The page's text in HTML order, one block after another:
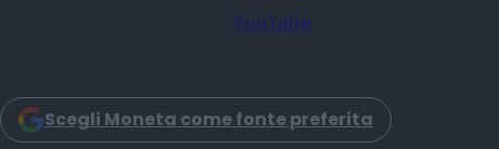
Facebook
YouTube